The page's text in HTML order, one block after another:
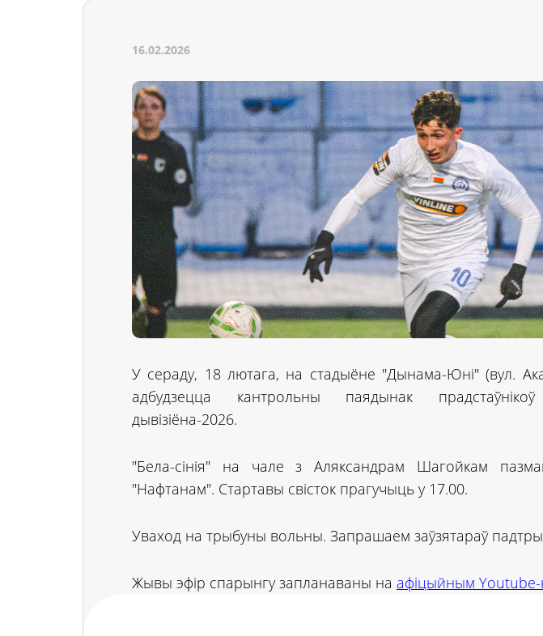
16.02.2026
У сераду, 18 лютага, на стадыёне "Дынама-Юні" (вул.
адбудзецца кантрольны паядынак
дывізіёна-2026.
"Бела-сінія" на чале з Аляксандрам Шагойкам
"Нафтанам". Стартавы свісток прагучыць у 17.00.
Уваход на трыбуны вольны. Запрашаем заўзятараў
Жывы эфір спарынгу запланаваны на афіцыйным Youtube-